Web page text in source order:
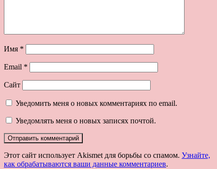
Имя *
Email *
Сайт
Уведомить меня о новых комментариях по email.
Уведомлять меня о новых записях почтой.
Этот сайт использует Akismet для борьбы со спамом. Узнайте,
как обрабатываются ваши данные комментариев.